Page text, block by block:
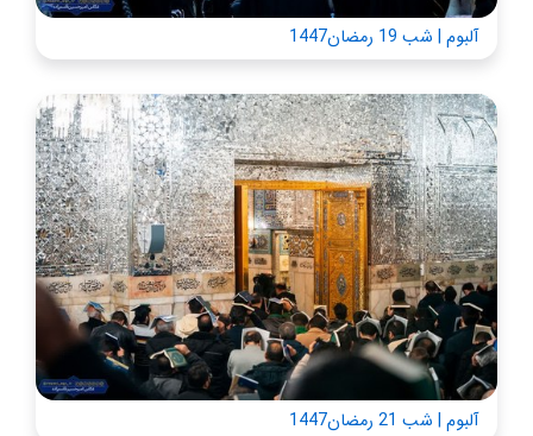
آلبوم | شب 19 رمضان1447
آلبوم | شب 21 رمضان1447